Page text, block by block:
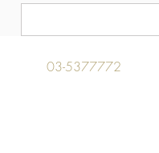
03-5377772